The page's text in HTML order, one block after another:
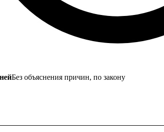
Без объяснения причин, по закону